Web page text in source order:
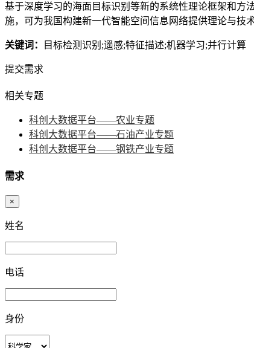
基于深度学习的海面目标识别等新的系统性理论框架和方
施，可为我国构建新一代智能空间信息网络提供理论与技
关键词： 目标检测识别;遥感;特征描述;机器学习;并行计算
提交需求
相关专题
科创大数据平台——农业专题
科创大数据平台——石油产业专题
科创大数据平台——钢铁产业专题
需求
×
姓名
电话
身份